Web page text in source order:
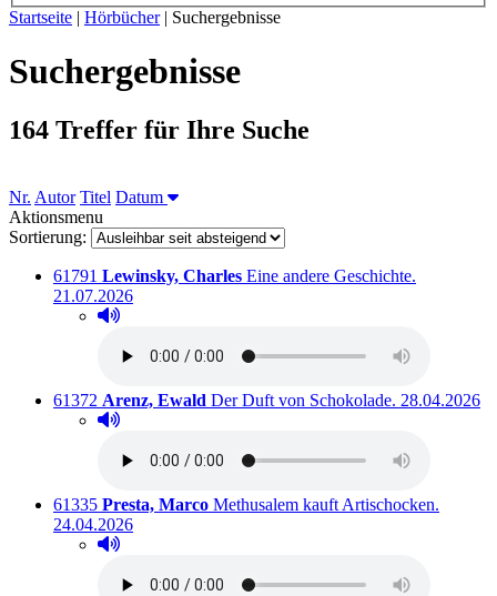
Sie sind hier:
Startseite | Hörbücher| Suchergebnisse
Suchergebnisse
164 Treffer für Ihre Suche
Nr. Autor Sortieren nach
Titel Datum
Aktionsmenu
Sortierung:
Titelnummer:
61791 von
Lewinsky, Charles: Eine andere Geschichte.
21.07.2026
Hörprobe abspielen
Hörprobe von Eine andere Geschichte.
Titelnummer:
61372 von
Arenz, Ewald Der Duft von Schokolade. Ausleihbar
28.04.2026
Hörprobe abspielen
Hörprobe von Der Duft von Schokolade.
Titelnummer:
61335 von
Presta, Marco: Methusalem kauft Artischocken.
24.04.2026
Hörprobe abspielen
Hörprobe von Methusalem kauft Artischocken.